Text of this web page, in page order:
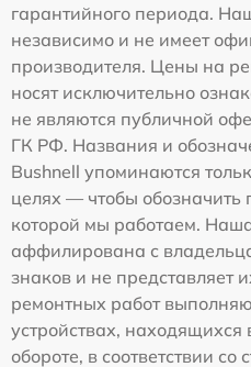
гарантийного периода.
независимо и не имеет
производителя. Цены на
носят исключительно
не являются публичной
ГК РФ. Названия и
Bushnell упоминаются
целях — чтобы обозначить
которой мы работаем.
аффилирована с
знаков и не представляет
ремонтных работ
устройствах,
обороте, в соответствии со